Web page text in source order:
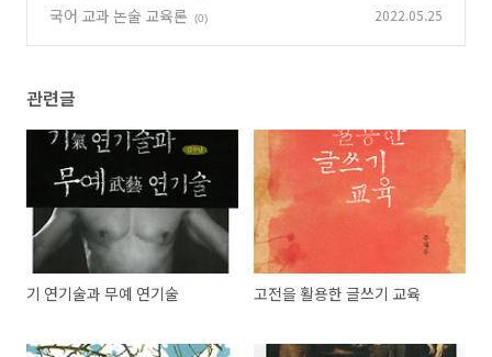
국어 교과 논술 교육론 (0) 2022.05.25
관련글
기 연기술과 무예 연기술 고전을 활용한 글쓰기 교육